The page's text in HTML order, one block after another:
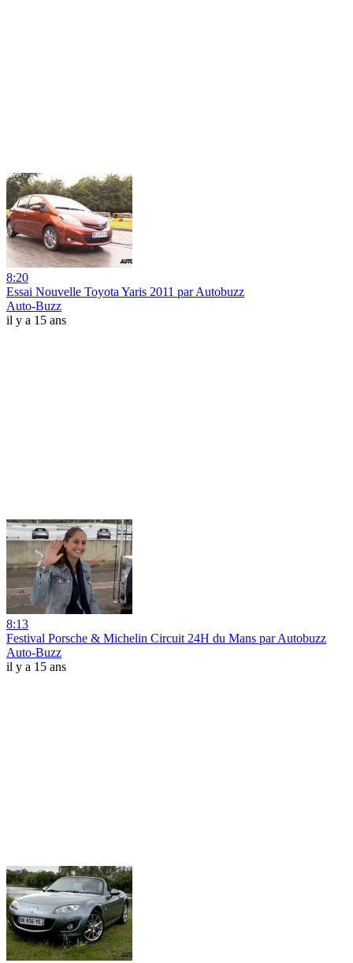
8:20
Essai Nouvelle Toyota Yaris 2011 par Autobuzz
Auto-Buzz
il y a 15 ans
8:13
Festival Porsche & Michelin Circuit 24H du Mans par Autobuzz
Auto-Buzz
il y a 15 ans